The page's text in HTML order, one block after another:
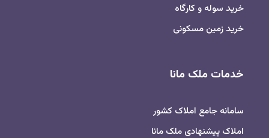
خرید سوله و کارگاه
خرید زمین مسکونی
خدمات ملک مانا
سامانه جامع املاک کشور
املاک پیشنهادی ملک مانا